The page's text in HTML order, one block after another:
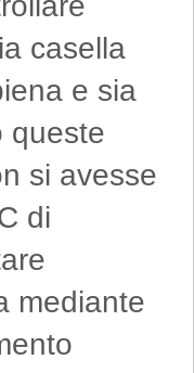
casella
e sia
queste
si avesse
di
mediante